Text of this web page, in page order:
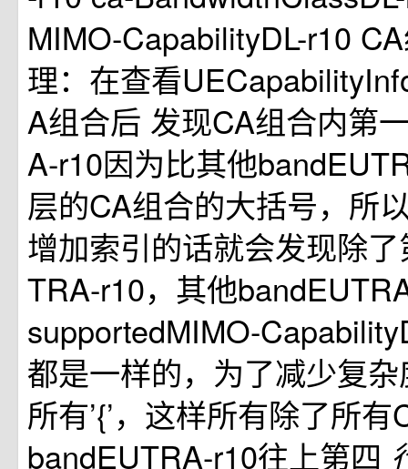
MIMO-CapabilityDL-r10
理：在查看
A组合后 发现CA组合内第
A-r10因为比其他
层的CA组合的大括号，所
增加索引的话就会发现除
TRA-r10，其他
supportedMIMO-
都是一样的，为了减少复
所有’{’，这样所有除了所
bandEUTRA-r10往上第四